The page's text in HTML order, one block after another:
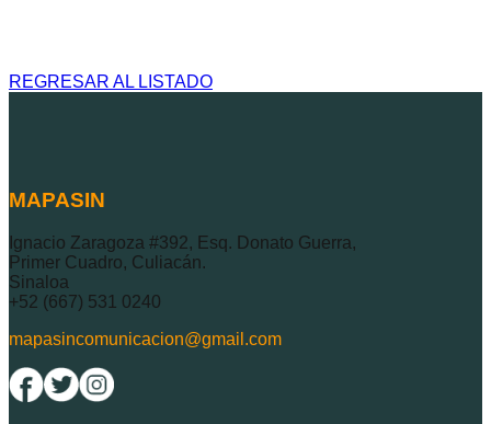
REGRESAR AL LISTADO
MAPASIN
Ignacio Zaragoza #392, Esq. Donato Guerra,
Primer Cuadro, Culiacán.
Sinaloa
+52 (667) 531 0240
mapasincomunicacion@gmail.com